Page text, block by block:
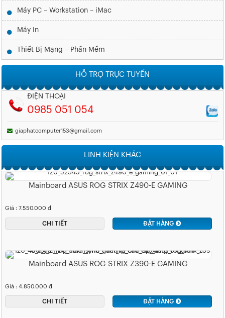
Máy PC – Workstation – iMac
Máy In
Thiết Bị Mạng – Phần Mềm
HỖ TRỢ TRỰC TUYẾN
ĐIỆN THOẠI
0985 051 054
giaphatcomputer153@gmail.com
LINH KIỆN KHÁC
Mainboard ASUS ROG STRIX Z490-E GAMING
Giá : 7.550.000 đ
CHI TIẾT ĐẶT HÀNG
Mainboard ASUS ROG STRIX Z390-E GAMING
Giá : 4.850.000 đ
CHI TIẾT ĐẶT HÀNG